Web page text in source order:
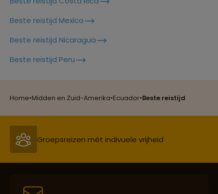
Home•Midden en Zuid-Amerika•Ecuador•Beste reistijd
Beste reistijd Mexico
Beste reistijd Nicaragua
Beste reistijd Peru
Groepsreizen mét indivuele vrijheid
Persoonlijk en deskundig reisadvies